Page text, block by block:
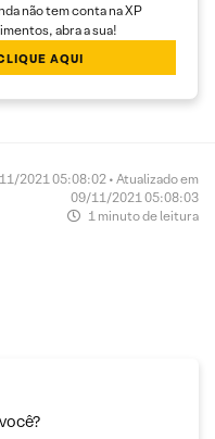
não tem conta na XP
abra a sua!
AQUI
2021 05:08:02 • Atualizado em
09/11/2021 05:08:03
1 minuto de leitura